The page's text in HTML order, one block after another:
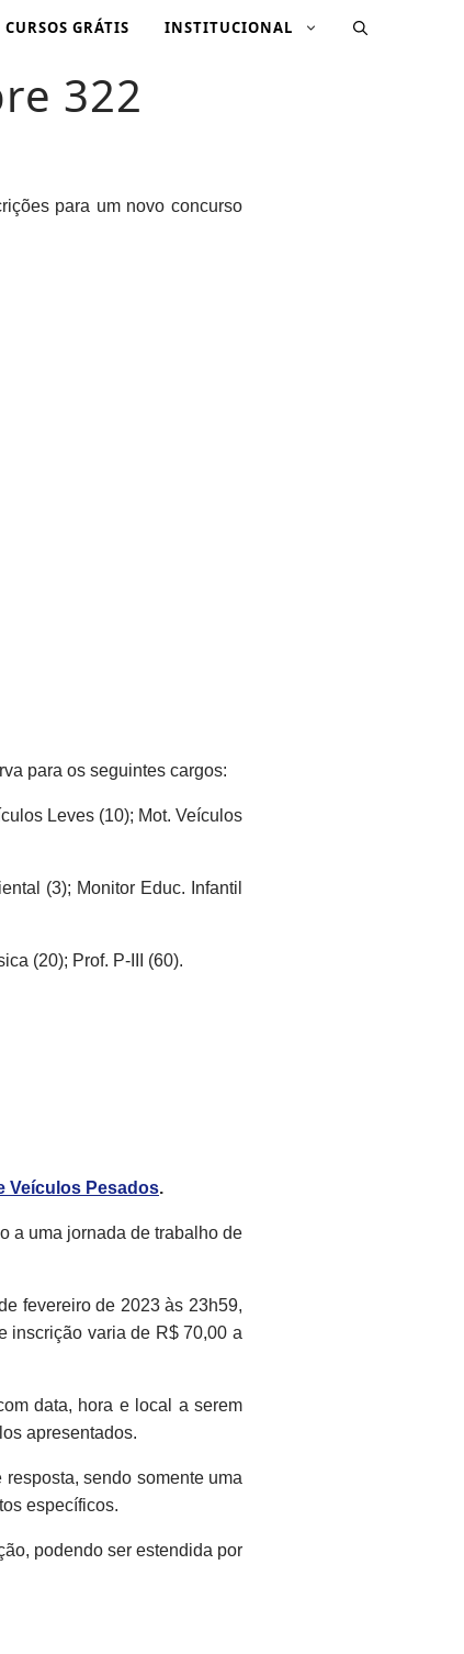
CURSOS GRÁTIS INSTITUCIONAL
322
para um novo concurso
para os seguintes cargos:
Leves (10); Mot. Veículos
(3); Monitor Educ. Infantil
(20); Prof. P-III (60).
Veículos Pesados.
a uma jornada de trabalho de
fevereiro de 2023 às 23h59,
inscrição varia de R$ 70,00 a
data, hora e local a serem
apresentados.
sendo somente uma
específicos.
podendo ser estendida por